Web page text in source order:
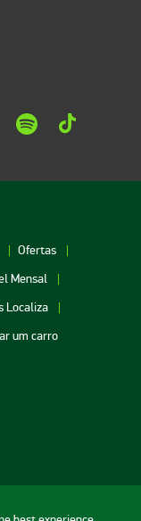
Ofertas
Mensal
Localiza
um carro